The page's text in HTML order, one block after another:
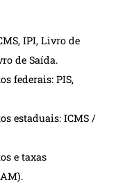
IPI, Livro de
de Saída.
federais: PIS,
estaduais: ICMS /
e taxas